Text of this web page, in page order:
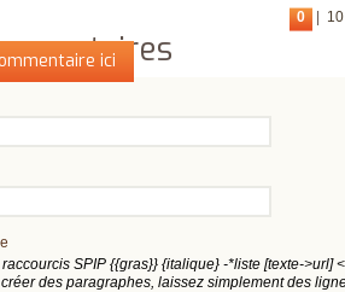
0 10
ici
SPIP {{gras}} {italique} -*liste [texte->url]
créer des paragraphes, laissez simplement des